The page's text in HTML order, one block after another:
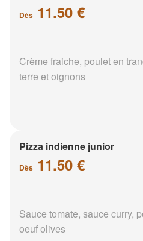
Dès 11.50 €
Crème fraiche, poulet en
terre et oignons
Pizza indienne junior
Dès 11.50 €
Sauce tomate, sauce curry,
oeuf olives